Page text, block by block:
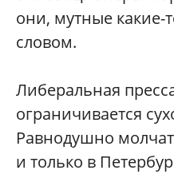
они, мутные какие-
словом.
Либеральная
ограничивается
Равнодушно
и только в